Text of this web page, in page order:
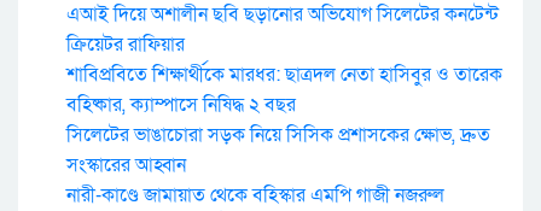
এআই দিয়ে অশালীন ছবি ছড়ানোর অভিযোগ সিলেটের কনটেন্ট
ক্রিয়েটর রাফিয়ার
শাবিপ্রবিতে শিক্ষার্থীকে মারধর: ছাত্রদল নেতা হাসিবুর ও তারেক
বহিষ্কার, ক্যাম্পাসে নিষিদ্ধ ২ বছর
সিলেটের ভাঙাচোরা সড়ক নিয়ে সিসিক প্রশাসকের ক্ষোভ, দ্রুত
সংস্কারের আহ্বান
নারী-কাণ্ডে জামায়াত থেকে বহিস্কার এমপি গাজী নজরুল